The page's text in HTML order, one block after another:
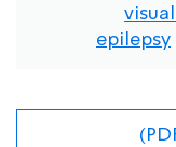
epilepsy